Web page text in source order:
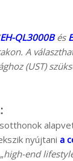
EH-QL3000Bés
A
(UST)
nyújtani a
high-end